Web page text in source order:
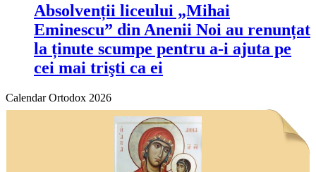
Absolvenții liceului „Mihai
Eminescu” din Anenii Noi au renunțat
la ținute scumpe pentru a-i ajuta pe
cei mai trişti ca ei
Calendar Ortodox 2026